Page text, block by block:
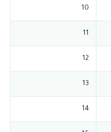
10
11
12
13
14